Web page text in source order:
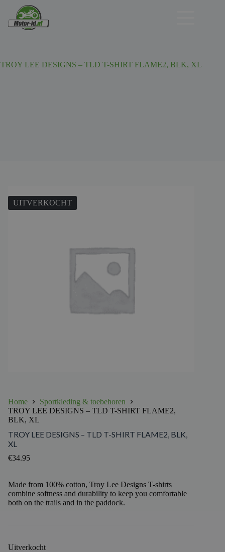
TROY LEE DESIGNS – TLD T-SHIRT FLAME2, BLK, XL
UITVERKOCHT
Home
Sportkleding & toebehoren
TROY LEE DESIGNS – TLD T-SHIRT FLAME2,
BLK, XL
TROY LEE DESIGNS – TLD T-SHIRT FLAME2, BLK,
XL
€34.95
Made from 100% cotton, Troy Lee Designs T-shirts
combine softness and durability to keep you comfortable
both on the trails and in the paddock.
Uitverkocht